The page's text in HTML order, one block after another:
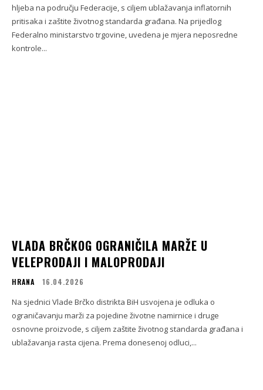
hljeba na području Federacije, s ciljem ublažavanja inflatornih
pritisaka i zaštite životnog standarda građana. Na prijedlog
Federalno ministarstvo trgovine, uvedena je mjera neposredne
kontrole...
VLADA BRČKOG OGRANIČILA MARŽE U
VELEPRODAJI I MALOPRODAJI
HRANA 16.04.2026
Na sjednici Vlade Brčko distrikta BiH usvojena je odluka o
ograničavanju marži za pojedine životne namirnice i druge
osnovne proizvode, s ciljem zaštite životnog standarda građana i
ublažavanja rasta cijena. Prema donesenoj odluci,...